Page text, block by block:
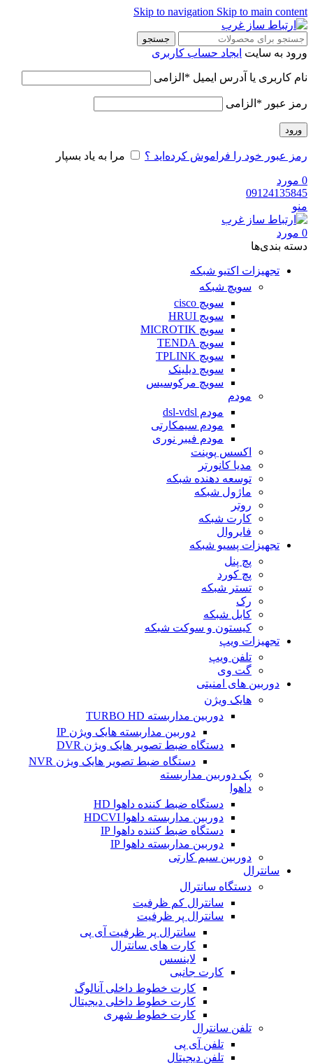
Skip to navigation Skip to main content
جستجو
ورود به سایت ایجاد حساب کاربری
نام کاربری یا آدرس ایمیل * الزامی
رمز عبور * الزامی
ورود
رمز عبور خود را فراموش کرده‌اید ؟ مرا به یاد بسپار
0 مورد
09124135845
منو
0 مورد
دسته‌ بندی‌ها
تجهیزات اکتیو شبکه
سویچ شبکه
سویچ cisco
سویچ HRUI
سویچ MICROTIK
سویچ TENDA
سویچ TPLINK
سویچ دیلینک
سویچ مرکوسیس
مودم
مودم dsl-vdsl
مودم سیمکارتی
مودم فیبر نوری
اکسس پوینت
مدیا کانورتر
توسعه دهنده شبکه
ماژول شبکه
روتر
کارت شبکه
فایروال
تجهیزات پسیو شبکه
پچ پنل
پچ کورد
تستر شبکه
رک
کابل شبکه
کیستون و سوکت شبکه
تجهیزات ویپ
تلفن ویپ
گت وی
دوربین های امنیتی
هایک ویژن
دوربین مداربسته TURBO HD
دوربین مداربسته هایک ویژن IP
دستگاه ضبط تصویر هایک ویژن DVR
دستگاه ضبط تصویر هایک ویژن NVR
پک دوربین مداربسته
داهوا
دستگاه ضبط کننده داهوا HD
دوربین مداربسته داهوا HDCVI
دستگاه ضبط کننده داهوا IP
دوربین مداربسته داهوا IP
دوربین سیم کارتی
سانترال
دستگاه سانترال
سانترال کم ظرفیت
سانترال پر ظرفیت
سانترال پر ظرفیت آی پی
کارت های سانترال
لاینسس
کارت جانبی
کارت خطوط داخلی آنالوگ
کارت خطوط داخلی دیجیتال
کارت خطوط شهری
تلفن سانترال
تلفن آی پی
تلفن دیجیتال